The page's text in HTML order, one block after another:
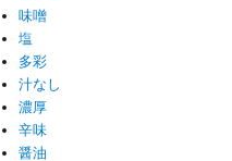
味噌
塩
多彩
汁なし
濃厚
辛味
醤油